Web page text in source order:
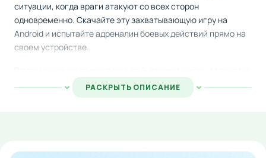
ситуации, когда враги атакуют со всех сторон
одновременно. Скачайте эту захватывающую игру на
Android и испытайте адреналин боевых действий прямо на
своем устройстве.
ниндзя в восточной стихии, агент в деловом костюме,
отражающий атаки в сердце города, и отважная девушка,
РАСКРЫТЬ ОПИСАНИЕ